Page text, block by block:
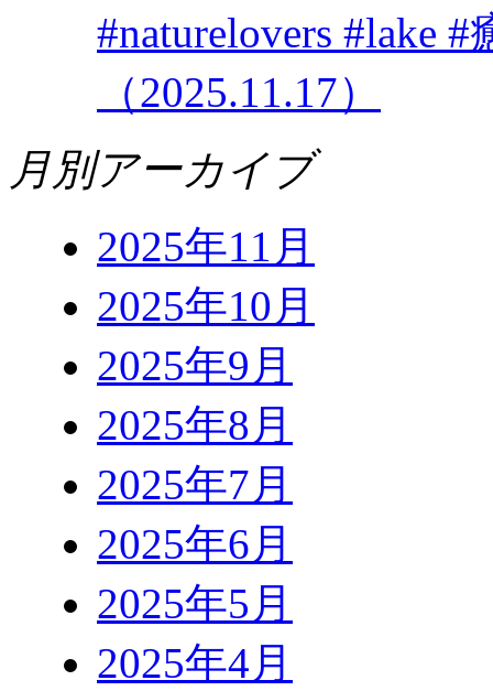
#naturelovers #lake
（2025.11.17）
月別アーカイブ
2025年11月
2025年10月
2025年9月
2025年8月
2025年7月
2025年6月
2025年5月
2025年4月